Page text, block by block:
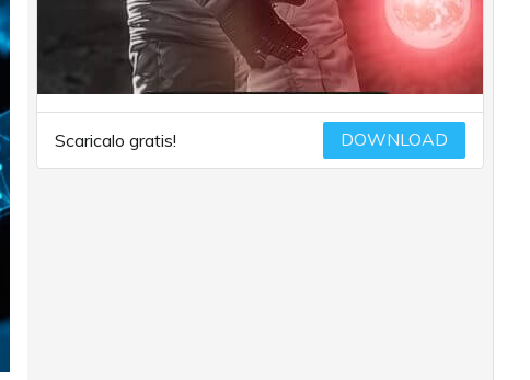
Scaricalo gratis! DOWNLOAD